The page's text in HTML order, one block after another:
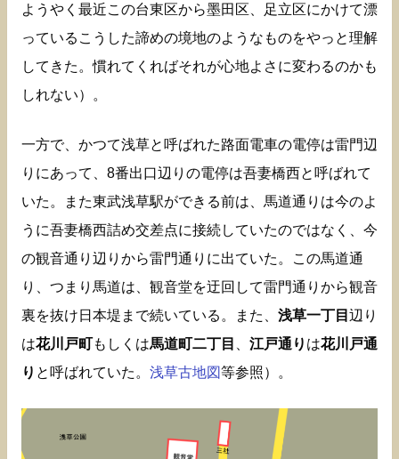
ようやく最近この台東区から墨田区、足立区にかけて漂
っているこうした諦めの境地のようなものをやっと理解
してきた。慣れてくればそれが心地よさに変わるのかも
しれない）。
一方で、かつて浅草と呼ばれた路面電車の電停は雷門辺
りにあって、8番出口辺りの電停は吾妻橋西と呼ばれて
いた。また東武浅草駅ができる前は、馬道通りは今のよ
うに吾妻橋西詰め交差点に接続していたのではなく、今
の観音通り辺りから雷門通りに出ていた。この馬道通
り、つまり馬道は、観音堂を迂回して雷門通りから観音
裏を抜け日本堤まで続いている。また、 浅草一丁目 辺り
は花川戸町もしくは馬道町二丁目 江戸通り は花川戸通
り と呼ばれていた。 浅草古地図等参照）。